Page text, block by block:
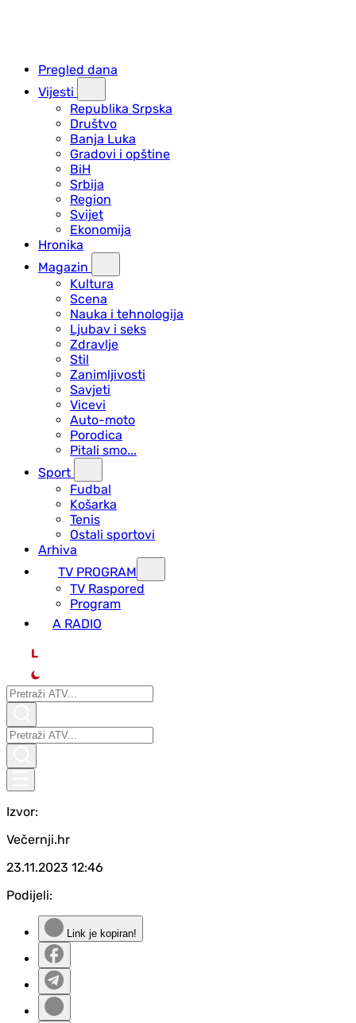
Pregled dana
Vijesti
Republika Srpska
Društvo
Banja Luka
Gradovi i opštine
BiH
Srbija
Region
Svijet
Ekonomija
Hronika
Magazin
Kultura
Scena
Nauka i tehnologija
Ljubav i seks
Zdravlje
Stil
Zanimljivosti
Savjeti
Vicevi
Auto-moto
Porodica
Pitali smo...
Sport
Fudbal
Košarka
Tenis
Ostali sportovi
Arhiva
TV PROGRAM
ТV Raspored
Program
A RADIO
L
Izvor:
Večernji.hr
23.11.2023 12:46
Podijeli:
Link je kopiran!